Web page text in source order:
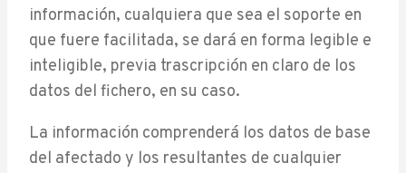
información, cualquiera que sea el soporte en
que fuere facilitada, se dará en forma legible e
inteligible, previa trascripción en claro de los
datos del fichero, en su caso.
La información comprenderá los datos de base
del afectado y los resultantes de cualquier